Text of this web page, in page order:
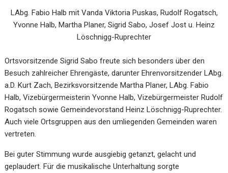
LAbg. Fabio Halb mit Vanda Viktoria Puskas, Rudolf Rogatsch,
Yvonne Halb, Martha Planer, Sigrid Sabo, Josef Jost u. Heinz
Löschnigg-Ruprechter
Ortsvorsitzende Sigrid Sabo freute sich besonders über den
Besuch zahlreicher Ehrengäste, darunter Ehrenvorsitzender LAbg.
a.D. Kurt Zach, Bezirksvorsitzende Martha Planer, LAbg. Fabio
Halb, Vizebürgermeisterin Yvonne Halb, Vizebürgermeister Rudolf
Rogatsch sowie Gemeindevorstand Heinz Löschnigg-Ruprechter.
Auch viele Ortsgruppen aus den umliegenden Gemeinden waren
vertreten.
Bei guter Stimmung wurde ausgiebig getanzt, gelacht und
geplaudert. Für die musikalische Unterhaltung sorgte